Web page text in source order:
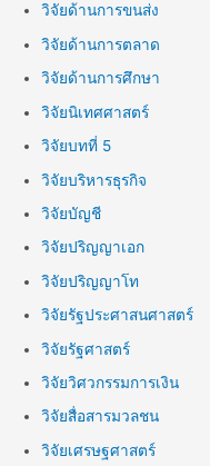
วิจัยด้านการขนส่ง
วิจัยด้านการตลาด
วิจัยด้านการศึกษา
วิจัยนิเทศศาสตร์
วิจัยบทที่ 5
วิจัยบริหารธุรกิจ
วิจัยบัญชี
วิจัยปริญญาเอก
วิจัยปริญญาโท
วิจัยรัฐประศาสนศาสตร์
วิจัยรัฐศาสตร์
วิจัยวิศวกรรมการเงิน
วิจัยสื่อสารมวลชน
วิจัยเศรษฐศาสตร์